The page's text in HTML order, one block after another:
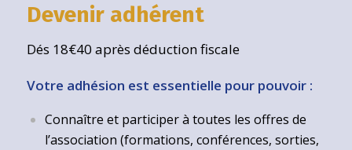
Devenir adhérent
Dés 18€40 après déduction fiscale
Votre adhésion est essentielle pour pouvoir :
Connaître et participer à toutes les offres de
l’association (formations, conférences, sorties,